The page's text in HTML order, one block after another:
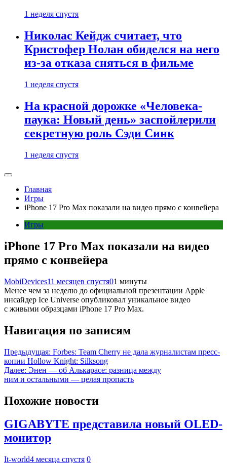
1 неделя спустя
Николас Кейдж считает, что
Кристофер Нолан обиделся на него
из-за отказа сняться в фильме
1 неделя спустя
На красной дорожке «Человека-
паука: Новый день» заспойлерили
секретную роль Сэди Синк
1 неделя спустя
Главная
Игры
iPhone 17 Pro Max показали на видео прямо с конвейера
Игры
iPhone 17 Pro Max показали на видео
прямо с конвейера
MobiDevices11 месяцев спустя01 минуты
Менее чем за неделю до официальной презентации Apple
инсайдер Ice Universe опубликовал уникальное видео
с живыми образцами iPhone 17 Pro Max.
Навигация по записям
Предыдущая: Forbes: Team Cherry не дала журналистам пресс-
копии Hollow Knight: Silksong
Далее: Энен — об Алькарасе: разница между
ним и остальными — целая пропасть
Похожие новости
GIGABYTE представила новый OLED-
монитор
It-world4 месяца спустя 0